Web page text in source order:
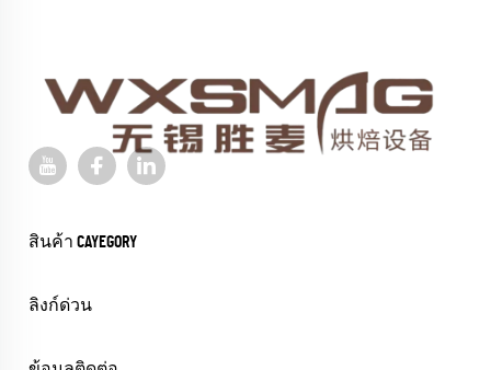
สินค้า CAYEGORY
ลิงก์ด่วน